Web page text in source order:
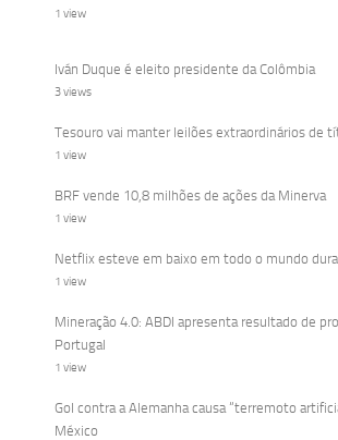
1 view
Iván Duque é eleito presidente da Colômbia
3 views
Tesouro vai manter leilões extraordinários de
1 view
BRF vende 10,8 milhões de ações da Minerva
1 view
Netflix esteve em baixo em todo o mundo
1 view
Mineração 4.0: ABDI apresenta resultado de
Portugal
1 view
Gol contra a Alemanha causa “terremoto
México